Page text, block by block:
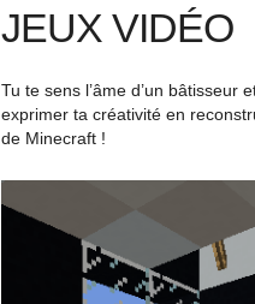
JEUX VIDÉO
Tu te sens l’âme d’un
exprimer ta créativité en
de Minecraft !